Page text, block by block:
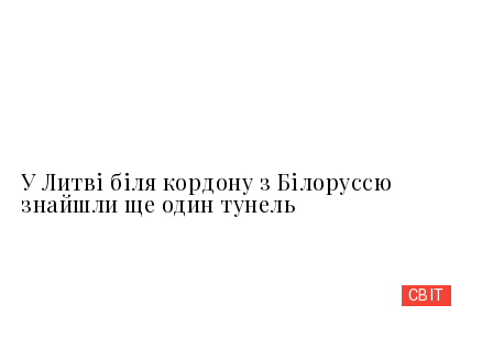
У Литві біля кордону з Білоруссю
знайшли ще один тунель
СВІТ